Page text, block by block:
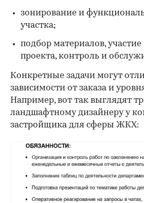
зонирование и
участка;
подбор материалов,
проекта, контроль и
Конкретные задачи могут
зависимости от заказа и
Например, вот так выглядят
ландшафтному дизайнеру у
застройщика для сферы ЖКХ: